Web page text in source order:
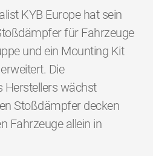
KYB Europe hat sein
für Fahrzeuge
und ein Mounting Kit
Die
Herstellers wächst
Stoßdämpfer decken
Fahrzeuge allein in